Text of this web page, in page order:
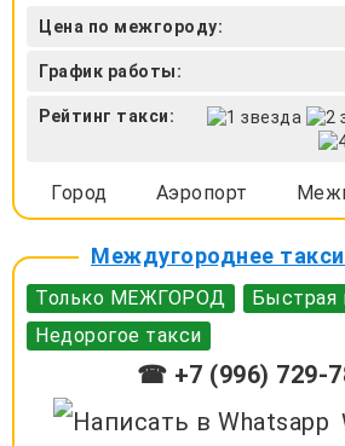
Цена по межгороду:
График работы:
Рейтинг такси:
Город Аэропорт
Междугороднее
Только МЕЖГОРОД
Быстрая
Недорогое такси
☎ +7 (996) 729-